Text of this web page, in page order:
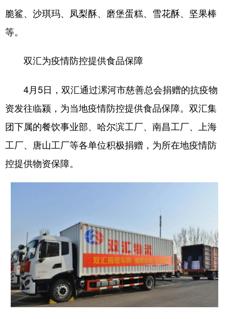
脆鲨、沙琪玛、凤梨酥、磨堡蛋糕、雪花酥、坚果棒
等。
双汇为疫情防控提供食品保障
4月5日，双汇通过漯河市慈善总会捐赠的抗疫物
资发往临颍，为当地疫情防控提供食品保障。双汇集
团下属的餐饮事业部、哈尔滨工厂、南昌工厂、上海
工厂、唐山工厂等各单位积极捐赠，为所在地疫情防
控提供物资保障。